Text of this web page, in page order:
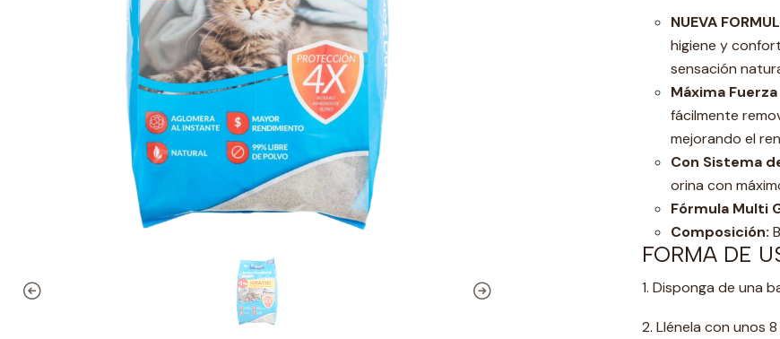
NUEVA
higiene y
sensación
Máxima
fácilmente
mejorando el
Con Sistema
orina con
Fórmula Multi
Composición:
FORMA DE
1. Disponga de una
2. Llénela con unos